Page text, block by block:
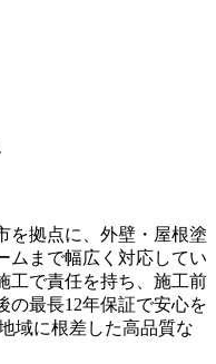
を拠点に、外壁・屋根塗
ムまで幅広く対応してい
工で責任を持ち、施工前
の最長12年保証で安心を
域に根差した高品質な